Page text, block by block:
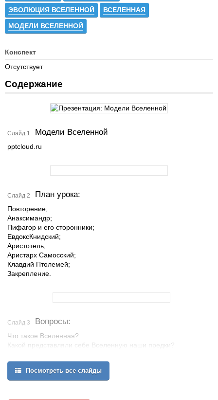
ЭВОЛЮЦИЯ ВСЕЛЕННОЙ ВСЕЛЕННАЯ
МОДЕЛИ ВСЕЛЕННОЙ
Конспект
Отсутствует
Содержание
Слайд 1 Модели Вселенной
pptcloud.ru
Слайд 2 План урока:
Повторение;
Анаксимандр;
Пифагор и его сторонники;
ЕвдоксКнидский;
Аристотель;
Аристарх Самосский;
Клавдий Птолемей;
Закрепление.
Слайд 3 Вопросы:
Что такое Вселенная?
Какой представляли себе Вселенную наши предки?
Посмотреть все слайды